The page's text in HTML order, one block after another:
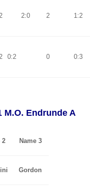
2:0 2 1:2
0:2 0 0:3
M.O. Endrunde A
2 Name 3
Gordon